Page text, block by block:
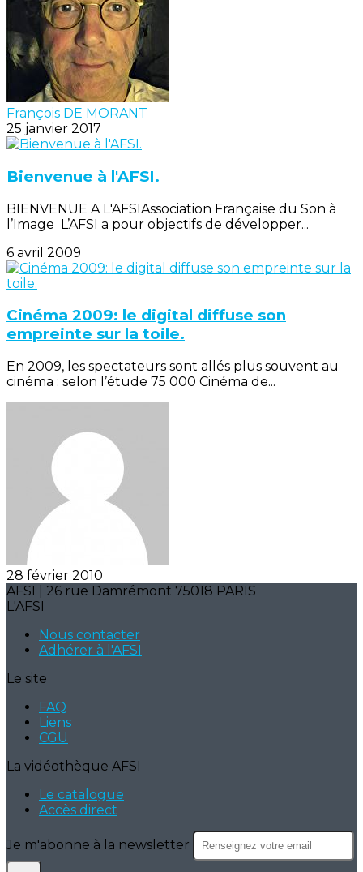
François DE MORANT
25 janvier 2017
Bienvenue à l'AFSI.
BIENVENUE A L'AFSIAssociation Française du Son à
l’Image L’AFSI a pour objectifs de développer...
6 avril 2009
Cinéma 2009: le digital diffuse son
empreinte sur la toile.
En 2009, les spectateurs sont allés plus souvent au
cinéma : selon l’étude 75 000 Cinéma de...
28 février 2010
AFSI | 26 rue Damrémont 75018 PARIS
L'AFSI
Nous contacter
Adhérer à l'AFSI
Le site
FAQ
Liens
CGU
La vidéothèque AFSI
Le catalogue
Accès direct
Je m'abonne à la newsletter